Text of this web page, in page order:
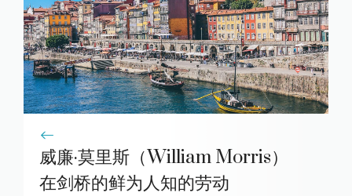
威廉·莫里斯（William Morris）
在剑桥的鲜为人知的劳动